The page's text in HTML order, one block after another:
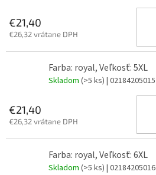
€21,40
€26,32 vrátane DPH
Farba: royal, Veľkosť: 5XL
Skladom (>5 ks) | 02184205015
€21,40
€26,32 vrátane DPH
Farba: royal, Veľkosť: 6XL
Skladom (>5 ks) | 02184205016